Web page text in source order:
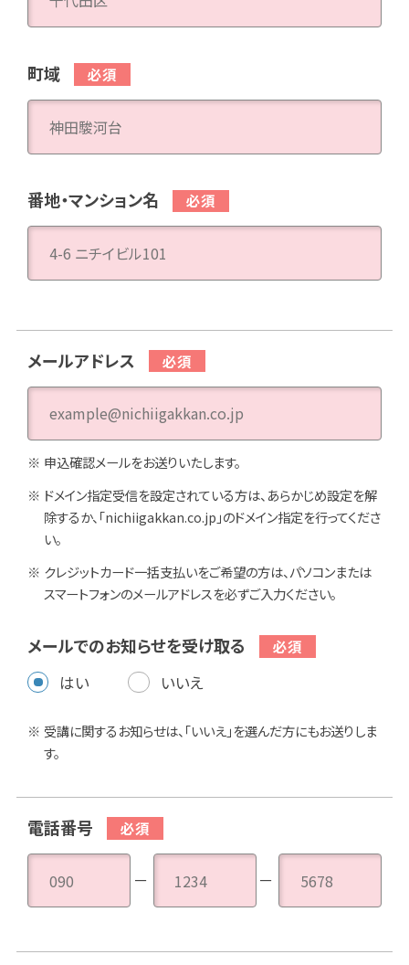
町域
番地・マンション名
メールアドレス
申込確認メールをお送りいたします。
ドメイン指定受信を設定されている方は、あらかじめ設定を解
除するか、「nichiigakkan.co.jp」のドメイン指定を行ってくださ
い。
クレジットカード一括支払いをご希望の方は、パソコンまたは
スマートフォンのメールアドレスを必ずご入力ください。
メールでのお知らせを受け取る
はい いいえ
受講に関するお知らせは、「いいえ」を選んだ方にもお送りしま
す。
電話番号
－ －